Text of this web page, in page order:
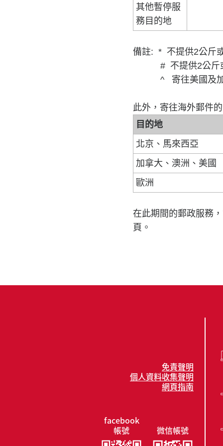
其他暫停服
務目的地
備註: * 不提供2公
# 不提供2公斤或
^ 寄往美國及加拿
此外，寄往海外郵件
目的地
北京、馬來西亞
加拿大、澳洲、美國
歐洲
在此期間的郵政服務
頁。
免責聲明
個人資料收集聲明
網頁指南
facebook
帳號
微信帳號